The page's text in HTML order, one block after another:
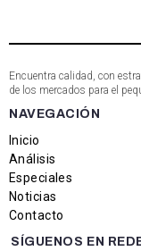
Encuentra calidad, con
de los mercados para el
NAVEGACIÓN
Inicio
Análisis
Especiales
Noticias
Contacto
SÍGUENOS EN